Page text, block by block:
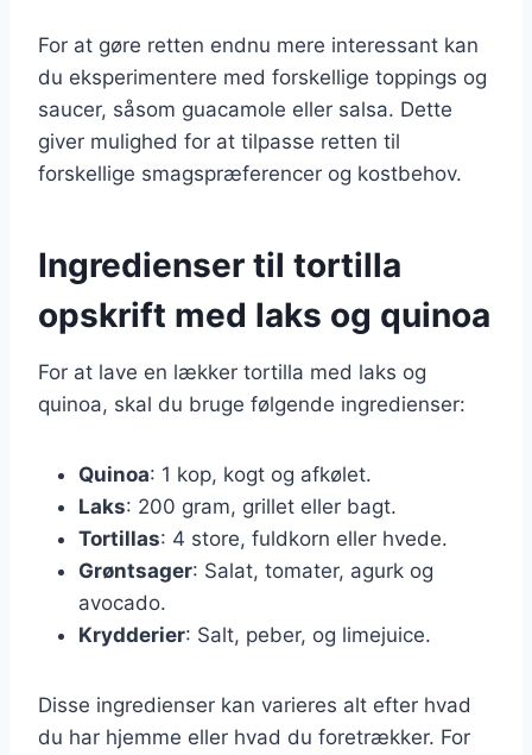
For at gøre retten endnu mere interessant kan
du eksperimentere med forskellige toppings og
saucer, såsom guacamole eller salsa. Dette
giver mulighed for at tilpasse retten til
forskellige smagspræferencer og kostbehov.
Ingredienser til tortilla
opskrift med laks og quinoa
For at lave en lækker tortilla med laks og
quinoa, skal du bruge følgende ingredienser:
Quinoa: 1 kop, kogt og afkølet.
Laks: 200 gram, grillet eller bagt.
Tortillas: 4 store, fuldkorn eller hvede.
Grøntsager: Salat, tomater, agurk og
avocado.
Krydderier: Salt, peber, og limejuice.
Disse ingredienser kan varieres alt efter hvad
du har hjemme eller hvad du foretrækker. For